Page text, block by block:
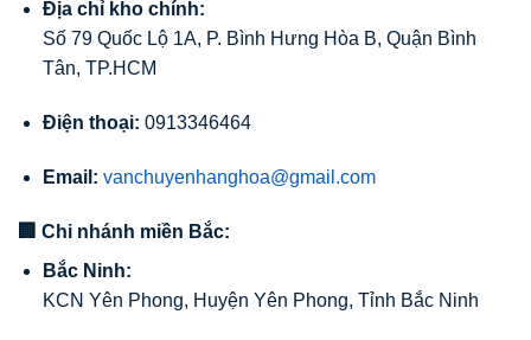
Địa chỉ kho chính:
Số 79 Quốc Lộ 1A, P. Bình Hưng Hòa B, Quận Bình
Tân, TP.HCM
Điện thoại: 0913346464
Email: vanchuyenhanghoa@gmail.com
🏢 Chi nhánh miền Bắc:
Bắc Ninh:
KCN Yên Phong, Huyện Yên Phong, Tỉnh Bắc Ninh